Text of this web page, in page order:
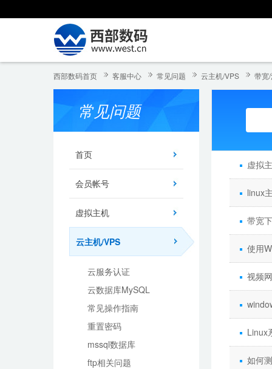
西部数码首页 客服中心 常见问题 云主机/VPS 带宽
常见问题
首页
会员帐号
虚拟主机
云主机/VPS
云服务认证
云数据库MySQL
常见操作指南
重置密码
mssql数据库
ftp相关问题
虚拟
linux
带宽
使用
视频
Linux
如何